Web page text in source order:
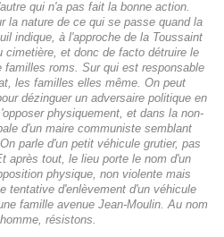
qui n'a pas fait la bonne action.
la nature de ce qui se passe quand la
indique, à l'approche de la Toussaint
cimetière, et donc de facto détruire le
familles roms. Sur qui est responsable
les familles elles même. On peut
dézinguer un adversaire politique en
physiquement, et dans la non-
d'un maire communiste semblant
parle d'un petit véhicule grutier, pas
après tout, le lieu porte le nom d'un
physique, non violente mais
tentative d'enlèvement d'un véhicule
famille avenue Jean-Moulin. Au nom
résistons.